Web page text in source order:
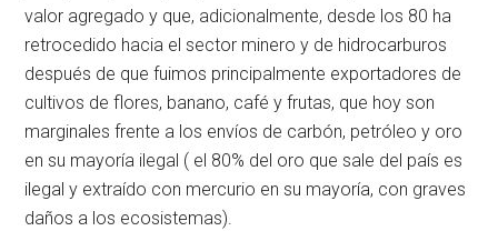
valor agregado y que, adicionalmente, desde los 80 ha
retrocedido hacia el sector minero y de hidrocarburos
después de que fuimos principalmente exportadores de
cultivos de flores, banano, café y frutas, que hoy son
marginales frente a los envíos de carbón, petróleo y oro
en su mayoría ilegal ( el 80% del oro que sale del país es
ilegal y extraído con mercurio en su mayoría, con graves
daños a los ecosistemas).